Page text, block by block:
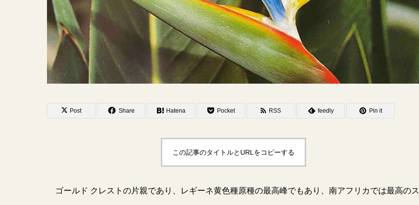
Post Share Hatena Pocket RSS feedly Pin it
この記事のタイトルとURLをコピーする
ゴールド クレストの片親であり、レギーネ黄色種原種の最高峰でもあり、南アフリカでは最高のス